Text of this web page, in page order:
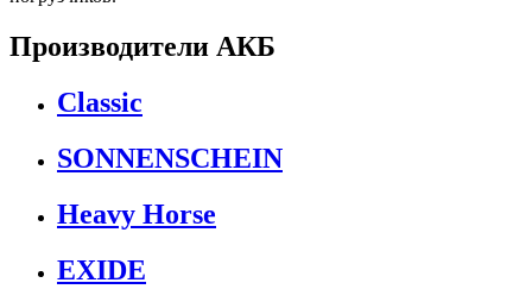
Производители АКБ
Classic
SONNENSCHEIN
Heavy Horse
EXIDE